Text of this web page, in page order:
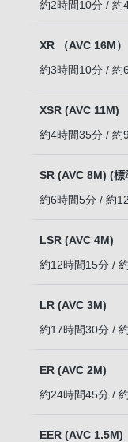
約2時間10分 / 約
XR （AVC 16M）
約3時間10分 / 約
XSR (AVC 11M)
約4時間35分 / 約
SR (AVC 8M) (標
約6時間5分 / 約
LSR (AVC 4M)
約12時間15分 /
LR (AVC 3M)
約17時間30分 /
ER (AVC 2M)
約24時間45分 /
EER (AVC 1.5M)